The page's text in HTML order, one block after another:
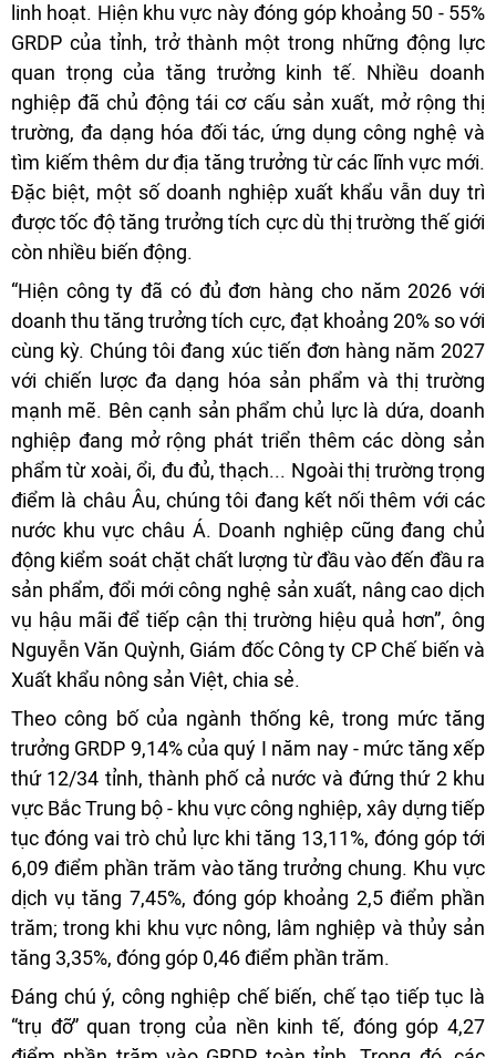
linh hoạt. Hiện khu vực này đóng góp khoảng 50 - 55%
GRDP của tỉnh, trở thành một trong những động lực
quan trọng của tăng trưởng kinh tế. Nhiều doanh
nghiệp đã chủ động tái cơ cấu sản xuất, mở rộng thị
trường, đa dạng hóa đối tác, ứng dụng công nghệ và
tìm kiếm thêm dư địa tăng trưởng từ các lĩnh vực mới.
Đặc biệt, một số doanh nghiệp xuất khẩu vẫn duy trì
được tốc độ tăng trưởng tích cực dù thị trường thế giới
còn nhiều biến động.
“Hiện công ty đã có đủ đơn hàng cho năm 2026 với
doanh thu tăng trưởng tích cực, đạt khoảng 20% so với
cùng kỳ. Chúng tôi đang xúc tiến đơn hàng năm 2027
với chiến lược đa dạng hóa sản phẩm và thị trường
mạnh mẽ. Bên cạnh sản phẩm chủ lực là dứa, doanh
nghiệp đang mở rộng phát triển thêm các dòng sản
phẩm từ xoài, ổi, đu đủ, thạch... Ngoài thị trường trọng
điểm là châu Âu, chúng tôi đang kết nối thêm với các
nước khu vực châu Á. Doanh nghiệp cũng đang chủ
động kiểm soát chặt chất lượng từ đầu vào đến đầu ra
sản phẩm, đổi mới công nghệ sản xuất, nâng cao dịch
vụ hậu mãi để tiếp cận thị trường hiệu quả hơn”, ông
Nguyễn Văn Quỳnh, Giám đốc Công ty CP Chế biến và
Xuất khẩu nông sản Việt, chia sẻ.
Theo công bố của ngành thống kê, trong mức tăng
trưởng GRDP 9,14% của quý I năm nay - mức tăng xếp
thứ 12/34 tỉnh, thành phố cả nước và đứng thứ 2 khu
vực Bắc Trung bộ - khu vực công nghiệp, xây dựng tiếp
tục đóng vai trò chủ lực khi tăng 13,11%, đóng góp tới
6,09 điểm phần trăm vào tăng trưởng chung. Khu vực
dịch vụ tăng 7,45%, đóng góp khoảng 2,5 điểm phần
trăm; trong khi khu vực nông, lâm nghiệp và thủy sản
tăng 3,35%, đóng góp 0,46 điểm phần trăm.
Đáng chú ý, công nghiệp chế biến, chế tạo tiếp tục là
“trụ đỡ” quan trọng của nền kinh tế, đóng góp 4,27